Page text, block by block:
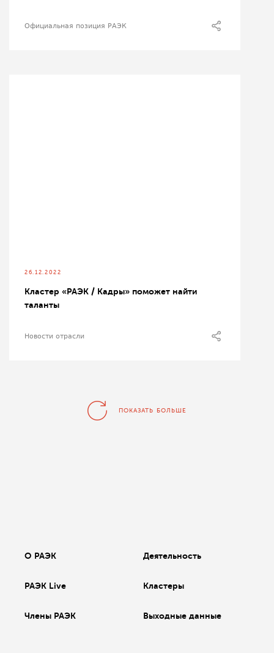
Официальная позиция РАЭК
26.12.2022
Кластер «РАЭК / Кадры» поможет найти
таланты
Новости отрасли
ПОКАЗАТЬ БОЛЬШЕ
О РАЭК Деятельность
РАЭК Live Кластеры
Члены РАЭК Выходные данные